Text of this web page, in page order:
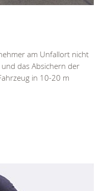
am Unfallort nicht
das Absichern der
in 10-20 m